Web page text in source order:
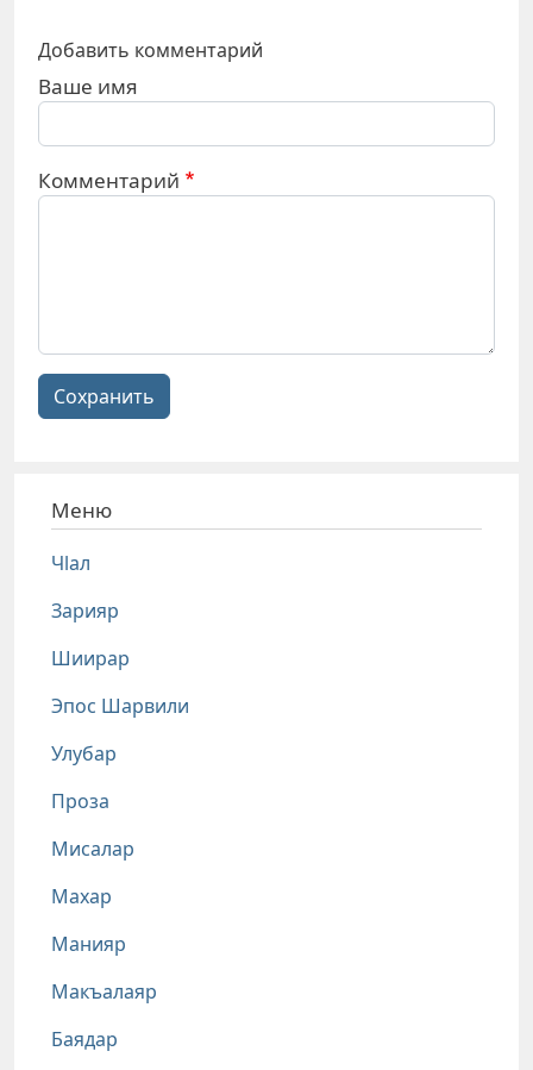
Добавить комментарий
Ваше имя
Комментарий
Сохранить
Меню
Чlал
Зарияр
Шиирар
Эпос Шарвили
Улубар
Проза
Мисалар
Махар
Манияр
Макъалаяр
Баядар